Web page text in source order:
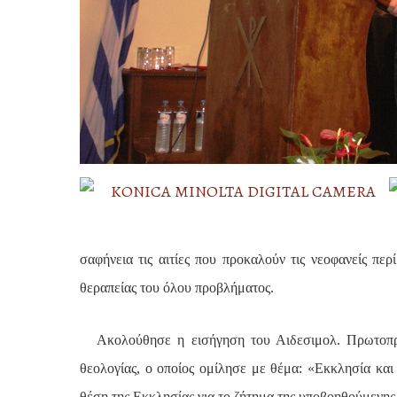
σαφήνεια τις αιτίες που προκαλούν τις νεοφανείς
θεραπείας του όλου προβλήματος.
Ακολούθησε η εισήγηση του Αιδεσιμολ.
θεολογίας, ο οποίος ομίλησε με θέμα: «Εκκλησία